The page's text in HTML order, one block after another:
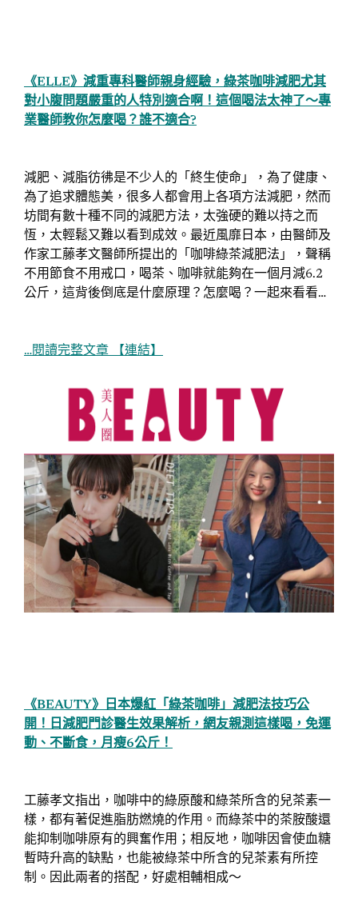
《ELLE》減重專科醫師親身經驗，綠茶咖啡減肥尤其
對小腹問題嚴重的人特別適合啊！這個喝法太神了～專
業醫師教你怎麼喝？誰不適合?
減肥、減脂彷彿是不少人的「終生使命」，為了健康、
為了追求體態美，很多人都會用上各項方法減肥，然而
坊間有數十種不同的減肥方法，太強硬的難以持之而
恆，太輕鬆又難以看到成效。最近風靡日本，由醫師及
作家工藤孝文醫師所提出的「咖啡綠茶減肥法」，聲稱
不用節食不用戒口，喝茶、咖啡就能夠在一個月減6.2
公斤，這背後倒底是什麼原理？怎麼喝？一起來看看…
…閱讀完整文章 【連結】
《BEAUTY》日本爆紅「綠茶咖啡」減肥法技巧公
開！日減肥門診醫生效果解析，網友親測這樣喝，免運
動、不斷食，月瘦6公斤！
工藤孝文指出，咖啡中的綠原酸和綠茶所含的兒茶素一
樣，都有著促進脂肪燃燒的作用。而綠茶中的茶胺酸還
能抑制咖啡原有的興奮作用；相反地，咖啡因會使血糖
暫時升高的缺點，也能被綠茶中所含的兒茶素有所控
制。因此兩者的搭配，好處相輔相成～